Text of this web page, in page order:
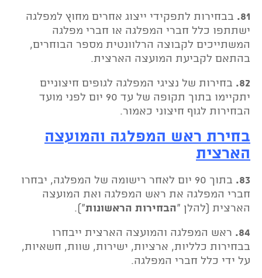
81. בבחירות לתפקידי ייצוג אחרים מחוץ למפלגה
ישתתפו כלל חברי המפלגה או חברי מפלגה
המשתייכים לקבוצה הרלוונטית מספר הבוחרים,
בהתאם לקביעת המועצה הארצית.
82. בחירות של נציגי המפלגה לגופים חיצוניים
יתקיימו בתוך תקופה של עד 90 יום לפני מועד
הבחירות לגוף חיצוני כאמור.
בחירת ראש המפלגה והמועצה
הארצית
83.
בתוך 90 יום לאחר רישומה של המפלגה, יבחרו
חברי המפלגה את ראש המפלגה ואת המועצה
הארצית (להלן "הבחירות הראשונות").
84. ראש המפלגה והמועצה הארצית ייבחרו
בבחירות כלליות, ארציות, ישירות, שוות, חשאיות,
על ידי כלל חברי המפלגה.